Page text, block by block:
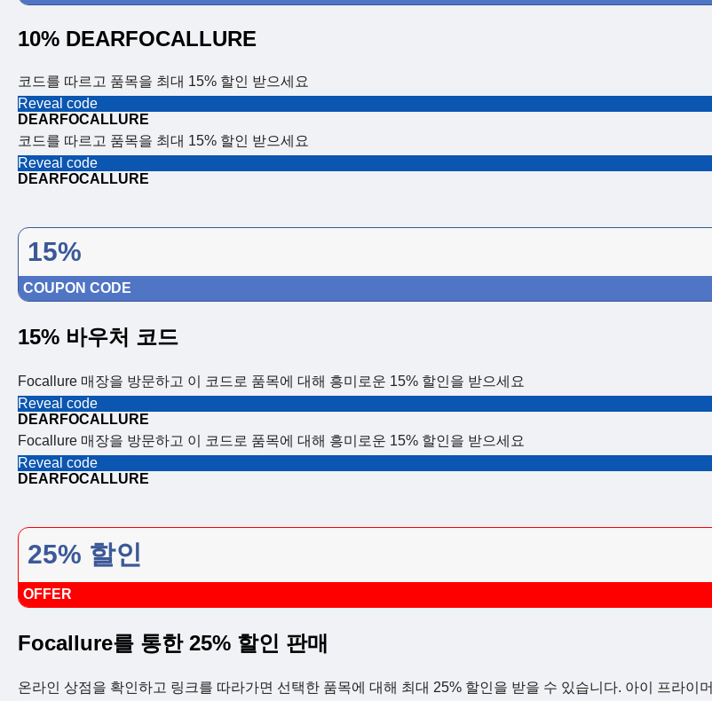
10% DEARFOCALLURE
코드를 따르고 품목을 최대 15% 할인 받으세요
Reveal code
DEARFOCALLURE
코드를 따르고 품목을 최대 15% 할인 받으세요
Reveal code
DEARFOCALLURE
15%
COUPON CODE
15% 바우처 코드
Focallure 매장을 방문하고 이 코드로 품목에 대해 흥미로운 15% 할인을 받으세요
Reveal code
DEARFOCALLURE
Focallure 매장을 방문하고 이 코드로 품목에 대해 흥미로운 15% 할인을 받으세요
Reveal code
DEARFOCALLURE
25% 할인
OFFER
Focallure를 통한 25% 할인 판매
온라인 상점을 확인하고 링크를 따라가면 선택한 품목에 대해 최대 25% 할인을 받을 수 있습니다. 아이 프라이머